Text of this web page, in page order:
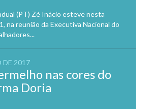
(PT) Zé Inácio esteve nesta
na reunião da Executiva Nacional do
DE 2017
nas cores do
Doria